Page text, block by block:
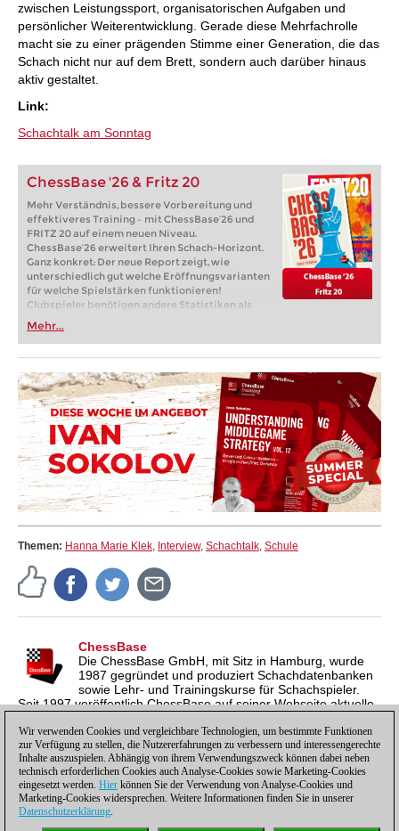
zwischen Leistungssport, organisatorischen Aufgaben und
persönlicher Weiterentwicklung. Gerade diese Mehrfachrolle
macht sie zu einer prägenden Stimme einer Generation, die das
Schach nicht nur auf dem Brett, sondern auch darüber hinaus
aktiv gestaltet.
Link:
Schachtalk am Sonntag
ChessBase '26 & Fritz 20
Mehr Verständnis, bessere Vorbereitung und
effektiveres Training – mit ChessBase’26 und
FRITZ 20 auf einem neuen Niveau.
ChessBase’26 erweitert Ihren Schach-Horizont.
Ganz konkret: Der neue Report zeigt, wie
unterschiedlich gut welche Eröffnungsvarianten
für welche Spielstärken funktionieren!
Clubspieler benötigen andere Statistiken als
Spitzenspieler. Bereiten Sie sich auf Ihr Niveau
vor, nicht auf den Weltmeister. Die
ChessBase’26-Eröffnungsbücher spiegeln die
gängige Theorie wider und schlagen Varianten
vor, die für Ihren Gegner, auf den Sie sich gerade
vorbereiten, nicht leicht zu spielen sind. Mit
ChessBase´26 verstehen Sie die typischen
Varianten mit den zugrunde liegenden
strategischen Plänen. Lösen Sie Aufgaben mit
typischen, taktischen Motiven – das ist
revolutionär für das Eröffnungstraining und
macht großen Spaß.
Mehr...
Themen: Hanna Marie Klek, Interview, Schachtalk, Schule
ChessBase
Die ChessBase GmbH, mit Sitz in Hamburg, wurde
1987 gegründet und produziert Schachdatenbanken
sowie Lehr- und Trainingskurse für Schachspieler.
Seit 1997 veröffentlich ChessBase auf seiner Webseite aktuelle
inzwischen in vier Sprachen und gilt weltweit als wichtigste
Schachnachrichtenseite.
Wir verwenden Cookies und vergleichbare Technologien, um bestimmte Funktionen
zur Verfügung zu stellen, die Nutzererfahrungen zu verbessern und interessengerechte
Inhalte auszuspielen. Abhängig von ihrem Verwendungszweck können dabei neben
technisch erforderlichen Cookies auch Analyse-Cookies sowie Marketing-Cookies
eingesetzt werden. Hier können Sie der Verwendung von Analyse-Cookies und
Marketing-Cookies widersprechen. Weitere Informationen finden Sie in unserer
Datenschutzerklärung.